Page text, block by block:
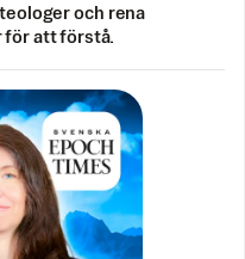
och rena
för att förstå.